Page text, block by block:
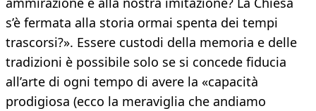
s’è fermata alla storia ormai spenta dei tempi
trascorsi?». Essere custodi della memoria e delle
tradizioni è possibile solo se si concede fiducia
all’arte di ogni tempo di avere la «capacità
prodigiosa (ecco la meraviglia che andiamo